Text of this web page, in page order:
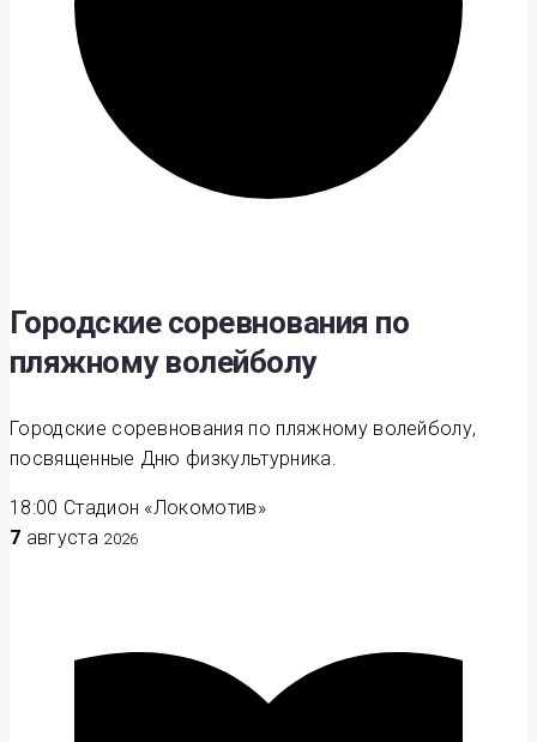
Городские соревнования по
пляжному волейболу
Городские соревнования по пляжному волейболу,
посвященные Дню физкультурника.
18:00 Стадион «Локомотив»
7 августа 2026